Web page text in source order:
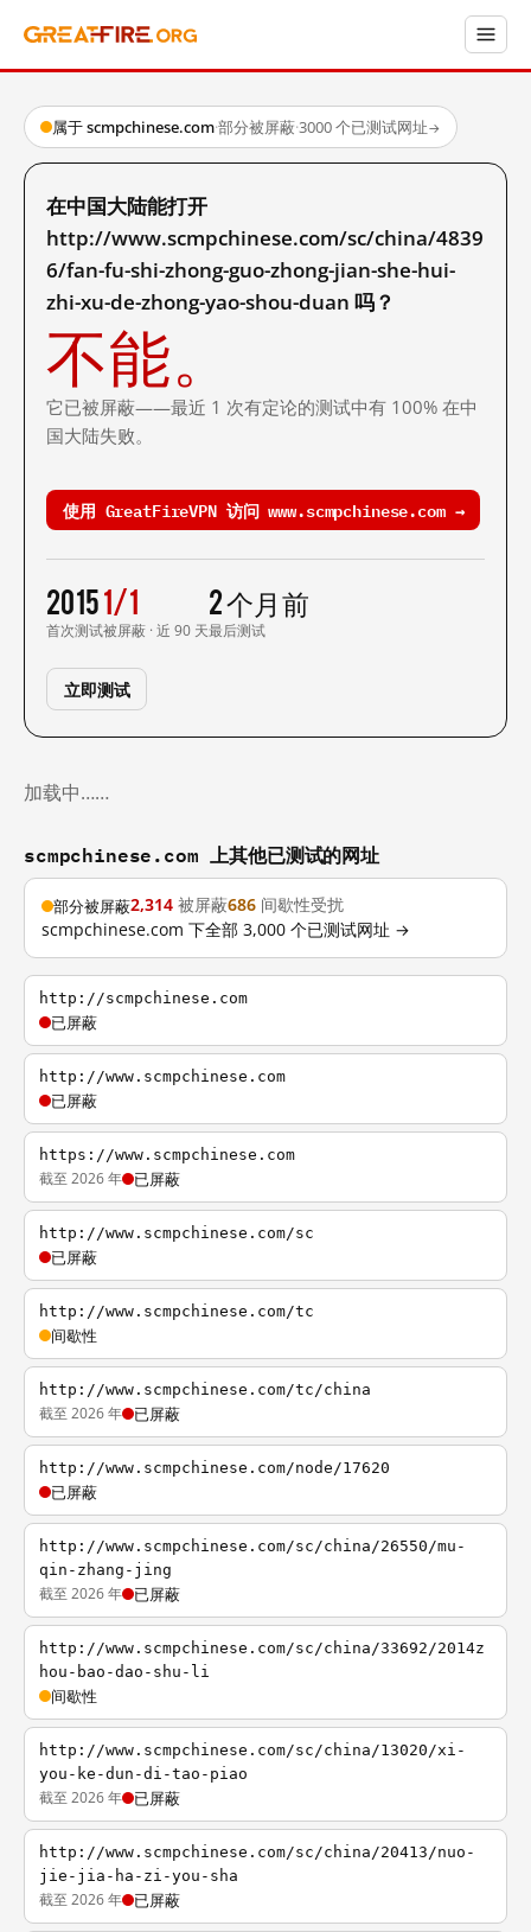
属于 scmpchinese.com·部分被屏蔽·3000 个已测试网址→
在中国大陆能打开
http://www.scmpchinese.com/sc/china/4839
6/fan-fu-shi-zhong-guo-zhong-jian-she-hui-
zhi-xu-de-zhong-yao-shou-duan 吗？
不能。
它已被屏蔽——最近 1 次有定论的测试中有 100% 在中
国大陆失败。
使用 GreatFireVPN 访问 www.scmpchinese.com →
2015
首次测试
1/1
被屏蔽 · 近 90 天
2 个月前
最后测试
立即测试
加载中……
scmpchinese.com 上其他已测试的网址
部分被屏蔽2,314 被屏蔽686 间歇性受扰
scmpchinese.com 下全部 3,000 个已测试网址 →
http://scmpchinese.com
已屏蔽
http://www.scmpchinese.com
已屏蔽
https://www.scmpchinese.com
截至 2026 年 已屏蔽
http://www.scmpchinese.com/sc
已屏蔽
http://www.scmpchinese.com/tc
间歇性
http://www.scmpchinese.com/tc/china
截至 2026 年 已屏蔽
http://www.scmpchinese.com/node/17620
已屏蔽
http://www.scmpchinese.com/sc/china/26550/mu-
qin-zhang-jing
截至 2026 年 已屏蔽
http://www.scmpchinese.com/sc/china/33692/2014z
hou-bao-dao-shu-li
间歇性
http://www.scmpchinese.com/sc/china/13020/xi-
you-ke-dun-di-tao-piao
截至 2026 年 已屏蔽
http://www.scmpchinese.com/sc/china/20413/nuo-
jie-jia-ha-zi-you-sha
截至 2026 年 已屏蔽